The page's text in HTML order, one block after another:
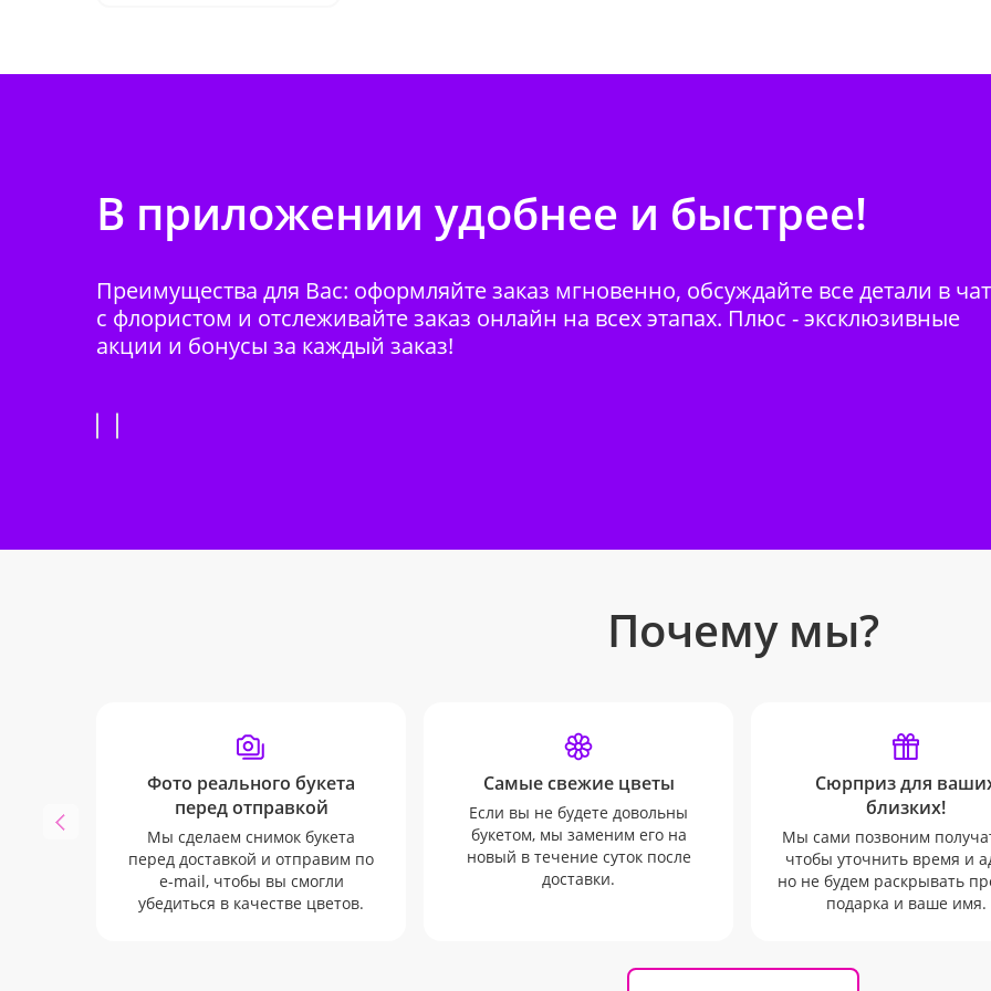
В приложении удобнее и быстрее!
Преимущества для Вас: оформляйте заказ мгновенно, обсуждайте все детали в
с флористом и отслеживайте заказ онлайн на всех этапах. Плюс - эксклюзивные
акции и бонусы за каждый заказ!
Почему мы?
Фото реального букета
перед отправкой
Мы сделаем снимок букета
перед доставкой и отправим по
e-mail, чтобы вы смогли
убедиться в качестве цветов.
Самые свежие цветы
Если вы не будете довольны
букетом, мы заменим его на
новый в течение суток после
доставки.
Сюрприз для
близких!
Мы сами позвоним
чтобы уточнить время и
но не будем раскрывать
подарка и ваше имя.